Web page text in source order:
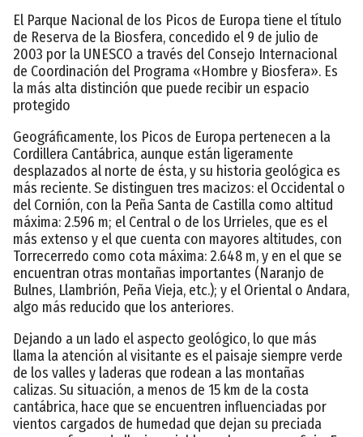
El Parque Nacional de los Picos de Europa tiene el título
de Reserva de la Biosfera, concedido el 9 de julio de
2003 por la UNESCO a través del Consejo Internacional
de Coordinación del Programa «Hombre y Biosfera». Es
la más alta distinción que puede recibir un espacio
protegido
Geográficamente, los Picos de Europa pertenecen a la
Cordillera Cantábrica, aunque están ligeramente
desplazados al norte de ésta, y su historia geológica es
más reciente. Se distinguen tres macizos: el Occidental o
del Cornión, con la Peña Santa de Castilla como altitud
máxima: 2.596 m; el Central o de los Urrieles, que es el
más extenso y el que cuenta con mayores altitudes, con
Torrecerredo como cota máxima: 2.648 m, y en el que se
encuentran otras montañas importantes (Naranjo de
Bulnes, Llambrión, Peña Vieja, etc.); y el Oriental o Andara,
algo más reducido que los anteriores.
Dejando a un lado el aspecto geológico, lo que más
llama la atención al visitante es el paisaje siempre verde
de los valles y laderas que rodean a las montañas
calizas. Su situación, a menos de 15 km de la costa
cantábrica, hace que se encuentren influenciadas por
vientos cargados de humedad que dejan su preciada